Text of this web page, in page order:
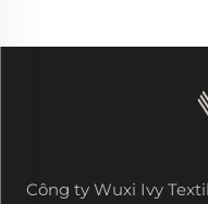
Công ty Wuxi Ivy